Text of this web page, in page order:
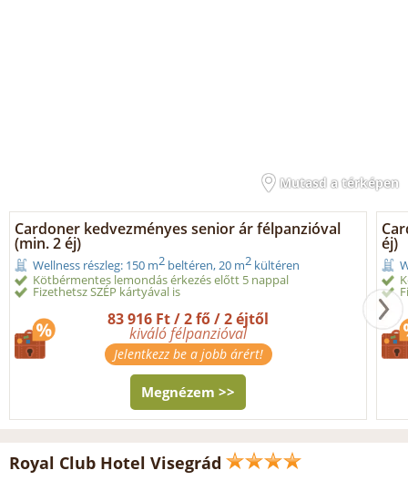
Mutasd a térképen
Cardoner kedvezményes senior ár félpanzióval
(min. 2 éj)
Wellness részleg: 150 m2 beltéren, 20 m2 kültéren
Kötbérmentes lemondás érkezés előtt 5 nappal
Fizethetsz SZÉP kártyával is
83 916 Ft / 2 fő / 2 éjtől
kiváló félpanzióval
Jelentkezz be a jobb árért!
Megnézem >>
éj)
Royal Club Hotel Visegrád